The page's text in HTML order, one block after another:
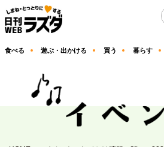
食べる 遊ぶ・出かける 買う 暮らす